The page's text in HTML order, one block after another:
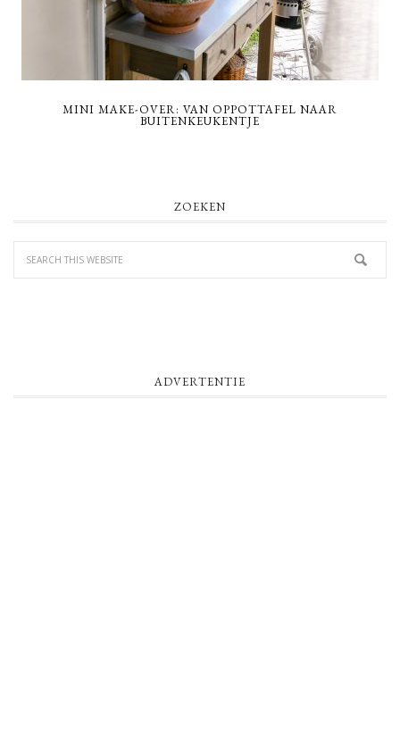
MINI MAKE-OVER: VAN OPPOTTAFEL NAAR
BUITENKEUKENTJE
ZOEKEN
ADVERTENTIE